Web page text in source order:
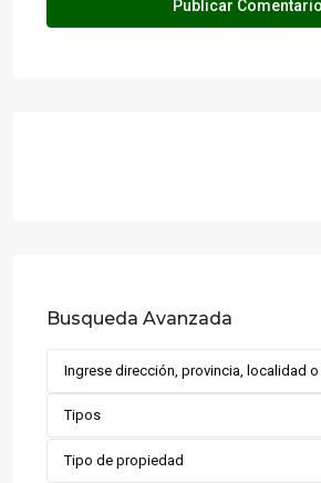
Busqueda Avanzada
Tipos
Tipo de propiedad